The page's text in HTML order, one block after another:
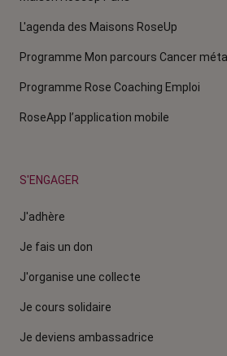
L'agenda des Maisons RoseUp
Programme Mon parcours Cancer
Programme Rose Coaching Emploi
RoseApp l’application mobile
S'ENGAGER
J'adhère
Je fais un don
J'organise une collecte
Je cours solidaire
Je deviens ambassadrice